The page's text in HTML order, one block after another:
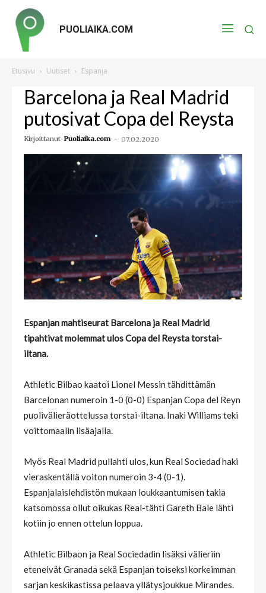
PUOLIAIKA.COM
Etusivu Uutiset Espanja
Barcelona ja Real Madrid
putosivat Copa del Reysta
Kirjoittanut Puoliaika.com - 07.02.2020
Espanjan mahtiseurat Barcelona ja Real Madrid
tipahtivat molemmat ulos Copa del Reysta torstai-
iltana.
Athletic Bilbao kaatoi Lionel Messin tähdittämän
Barcelonan numeroin 1-0 (0-0) Espanjan Copa del Reyn
puolivälieräottelussa torstai-iltana. Inaki Williams teki
voittomaalin lisäajalla.
Myös Real Madrid pullahti ulos, kun Real Sociedad haki
vieraskentällä voiton numeroin 3-4 (0-1).
Espanjalaislehdistön mukaan loukkaantumisen takia
katsomossa ollut oikukas Real-tähti Gareth Bale lähti
kotiin jo ennen ottelun loppua.
Athletic Bilbaon ja Real Sociedadin lisäksi välieriin
eteneivät Granada sekä Espanjan toiseksi korkeimman
sarjan keskikastissa pelaava yllätysjoukkue Mirandes.